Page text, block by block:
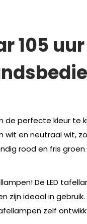
105
perfecte kleur te
en neutraal wit,
rood en fris
De LED
ideaal in
zelf